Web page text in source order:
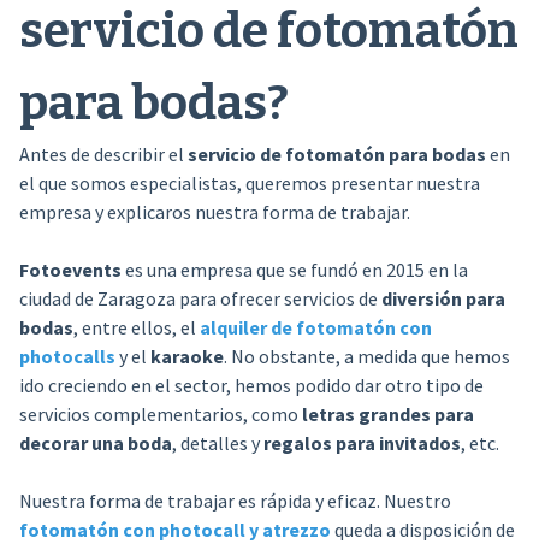
servicio de fotomatón
para bodas?
Antes de describir el servicio de fotomatón para bodas en
el que somos especialistas, queremos presentar nuestra
empresa y explicaros nuestra forma de trabajar.
Fotoevents es una empresa que se fundó en 2015 en la
ciudad de Zaragoza para ofrecer servicios de diversión para
bodas, entre ellos, el alquiler de fotomatón con
photocalls y el karaoke. No obstante, a medida que hemos
ido creciendo en el sector, hemos podido dar otro tipo de
servicios complementarios, como letras grandes para
decorar una boda, detalles y regalos para invitados, etc.
Nuestra forma de trabajar es rápida y eficaz. Nuestro
fotomatón con photocall y atrezzo queda a disposición de